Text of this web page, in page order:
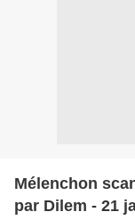
Mélenchon
par Dilem - 21